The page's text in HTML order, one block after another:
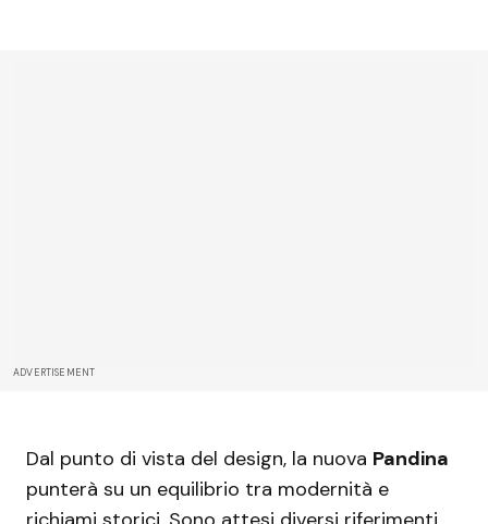
ADVERTISEMENT
Dal punto di vista del design, la nuova Pandina
punterà su un equilibrio tra modernità e